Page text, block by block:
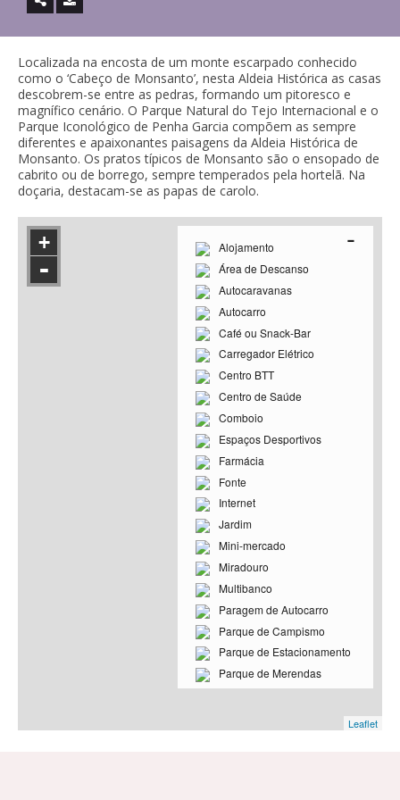
Localizada na encosta de um monte escarpado conhecido
como o ‘Cabeço de Monsanto’, nesta Aldeia Histórica as casas
descobrem-se entre as pedras, formando um pitoresco e
magnífico cenário. O Parque Natural do Tejo Internacional e o
Parque Iconológico de Penha Garcia compõem as sempre
diferentes e apaixonantes paisagens da Aldeia Histórica de
Monsanto. Os pratos típicos de Monsanto são o ensopado de
cabrito ou de borrego, sempre temperados pela hortelã. Na
doçaria, destacam-se as papas de carolo.
+
-
Alojamento
Área de Descanso
Autocaravanas
Autocarro
Café ou Snack-Bar
Carregador Elétrico
Centro BTT
Centro de Saúde
Comboio
Espaços Desportivos
Farmácia
Fonte
Internet
Jardim
Mini-mercado
Miradouro
Multibanco
Paragem de Autocarro
Parque de Campismo
Parque de Estacionamento
Parque de Merendas
-
Leaflet